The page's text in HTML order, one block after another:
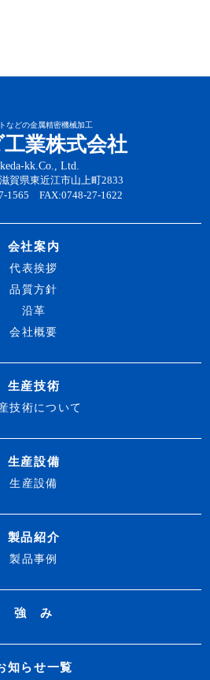
などの金属精密機械加工
業株式会社
kk.Co., Ltd.
賀県東近江市山上町2833
1565 FAX:0748-27-1622
会社案内
代表挨拶
品質方針
沿革
会社概要
生産技術
技術について
生産設備
生産設備
製品紹介
製品事例
強 み
知らせ一覧